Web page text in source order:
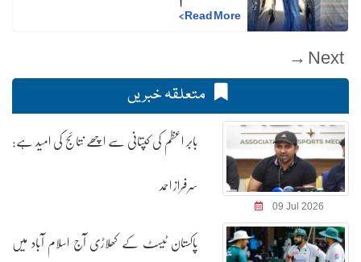
Read More
>
Next →
متعلقہ خبریں
09 Jul 2026
بابر اعظم کی کپتانی سے اچھے نتائج کی امید ہے:
سرفراز احمد
پاکستان ٹیسٹ کے کھلاڑی آج اسلام آباد میں